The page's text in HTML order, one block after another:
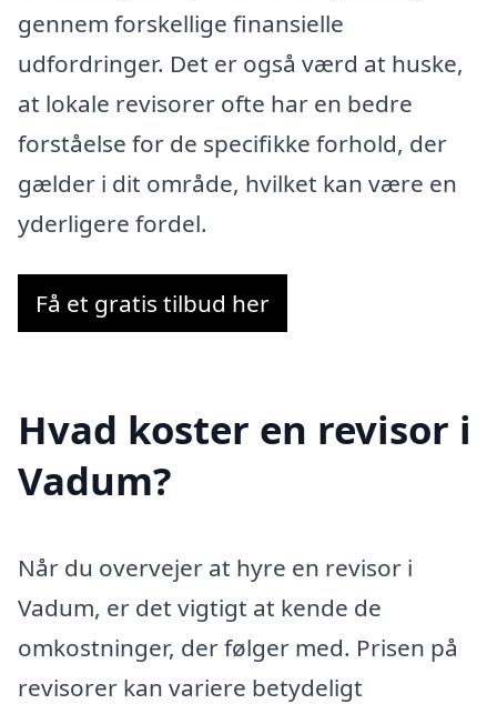
gennem forskellige finansielle
udfordringer. Det er også værd at huske,
at lokale revisorer ofte har en bedre
forståelse for de specifikke forhold, der
gælder i dit område, hvilket kan være en
yderligere fordel.
Få et gratis tilbud her
Hvad koster en revisor i
Vadum?
Når du overvejer at hyre en revisor i
Vadum, er det vigtigt at kende de
omkostninger, der følger med. Prisen på
revisorer kan variere betydeligt